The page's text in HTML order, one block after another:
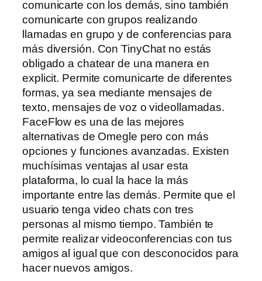
comunicarte con los demás, sino también
comunicarte con grupos realizando
llamadas en grupo y de conferencias para
más diversión. Con TinyChat no estás
obligado a chatear de una manera en
explicit. Permite comunicarte de diferentes
formas, ya sea mediante mensajes de
texto, mensajes de voz o videollamadas.
FaceFlow es una de las mejores
alternativas de Omegle pero con más
opciones y funciones avanzadas. Existen
muchísimas ventajas al usar esta
plataforma, lo cual la hace la más
importante entre las demás. Permite que el
usuario tenga video chats con tres
personas al mismo tiempo. También te
permite realizar videoconferencias con tus
amigos al igual que con desconocidos para
hacer nuevos amigos.